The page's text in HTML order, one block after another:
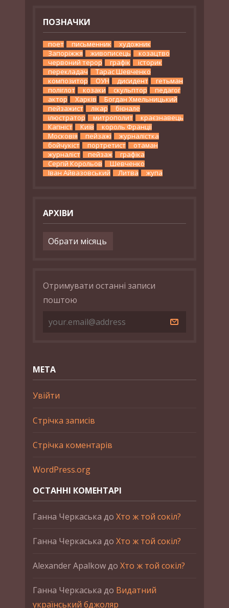
ПОЗНАЧКИ
поет письменник
художник
Запоріжжя
живописець
козацтво
червоний терор
графік
історик
перекладач
Тарас Шевченко
композитор
ОУН дисидент
гетьман
поліглот
козаки скульптор
педагог
актор
Харків
Богдан Хмельницький
пейзажист
лікар
бієнале
ілюстратор
митрополит
краєзнавець
Капніст
Київ
король Франції
Московія
пейзажі
журналістка
бойчукіст
портретист
отаман
журналіст
пейзаж
графіка
Сергій Корольов
Шевченко
Іван Айвазовський
Литва жупа
АРХІВИ
Архіви
Отримувати останні записи
поштою
МЕТА
Увійти
Стрічка записів
Стрічка коментарів
WordPress.org
ОСТАННІ КОМЕНТАРІ
Ганна Черкаська до Хто ж той сокіл?
Ганна Черкаська до Хто ж той сокіл?
Alexander Apalkowдо Хто ж той сокіл?
Ганна Черкаська до Видатний
український бджоляр